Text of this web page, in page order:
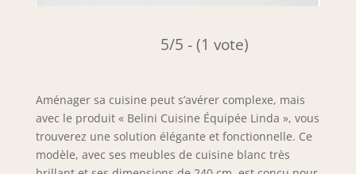
5/5 - (1 vote)
Aménager sa cuisine peut s’avérer complexe, mais
avec le produit « Belini Cuisine Équipée Linda », vous
trouverez une solution élégante et fonctionnelle. Ce
modèle, avec ses meubles de cuisine blanc très